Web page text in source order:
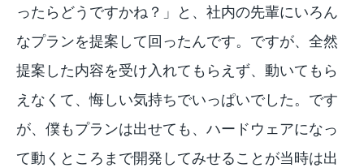
ったらどうですかね？」と、社内の先輩にいろん
なプランを提案して回ったんです。ですが、全然
提案した内容を受け入れてもらえず、動いてもら
えなくて、悔しい気持ちでいっぱいでした。です
が、僕もプランは出せても、ハードウェアになっ
て動くところまで開発してみせることが当時は出